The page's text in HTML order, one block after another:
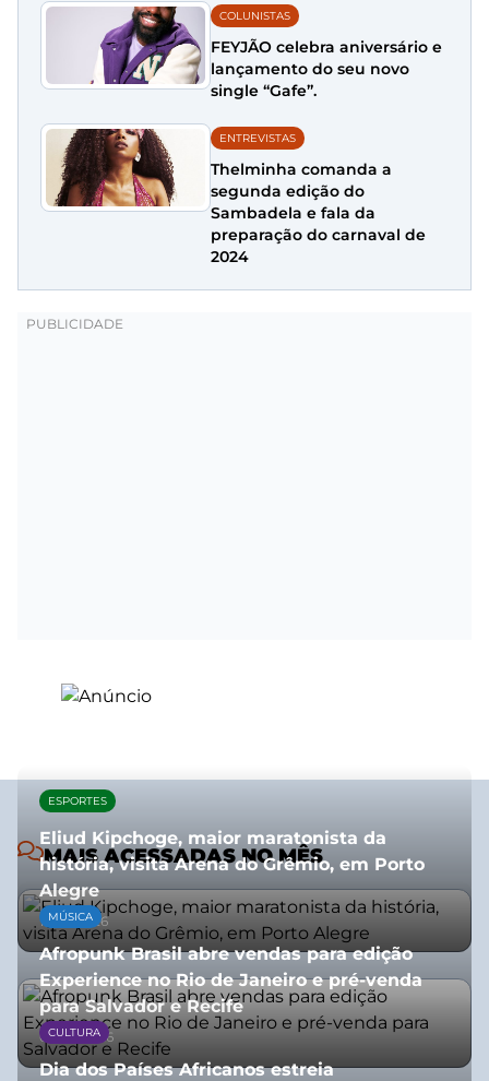
COLUNISTAS
FEYJÃO celebra aniversário e
lançamento do seu novo
single “Gafe”.
ENTREVISTAS
Thelminha comanda a
segunda edição do
Sambadela e fala da
preparação do carnaval de
2024
MAIS ACESSADAS NO MÊS
ESPORTES
Eliud Kipchoge, maior maratonista da
história, visita Arena do Grêmio, em Porto
Alegre
10/07/2026
MÚSICA
Afropunk Brasil abre vendas para edição
Experience no Rio de Janeiro e pré-venda
para Salvador e Recife
03/08/2026
CULTURA
Dia dos Países Africanos estreia